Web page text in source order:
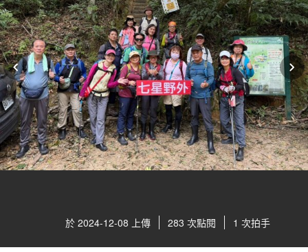
於 2024-12-08 上傳 283 次點閱 1 次拍手